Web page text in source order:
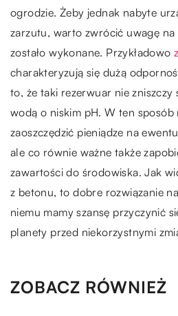
ogrodzie. Żeby jednak nabyte
zarzutu, warto zwrócić uwagę na
zostało wykonane. Przykładowo
charakteryzują się dużą
to, że taki rezerwuar nie
wodą o niskim pH. W ten sposób
zaoszczędzić pieniądze na
ale co równie ważne także
zawartości do środowiska. Jak
z betonu, to dobre rozwiązanie
niemu mamy szansę przyczynić
planety przed niekorzystnymi
ZOBACZ RÓWNIEŻ